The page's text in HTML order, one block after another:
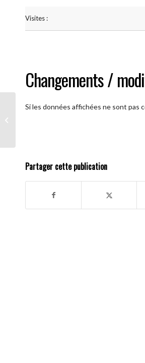
Visites :
Changements /
Si les données affichées ne sont pas
Partager cette publication